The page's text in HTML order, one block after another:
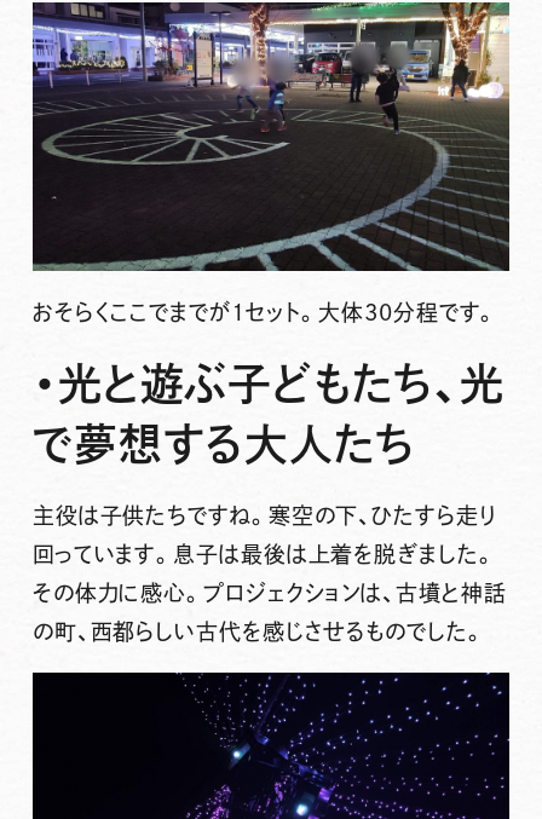
おそらくここでまでが1セット。大体30分程です。
・光と遊ぶ子どもたち、光
で夢想する大人たち
主役は子供たちですね。寒空の下、ひたすら走り
回っています。息子は最後は上着を脱ぎました。
その体力に感心。プロジェクションは、古墳と神話
の町、西都らしい古代を感じさせるものでした。